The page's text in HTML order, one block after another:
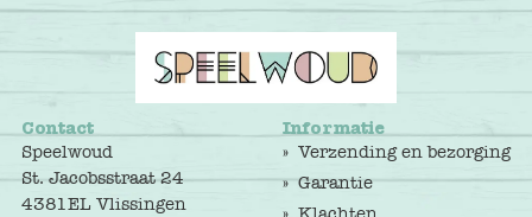
Contact
Speelwoud
St. Jacobsstraat 24
4381EL Vlissingen
Informatie
Verzending en bezorging
Garantie